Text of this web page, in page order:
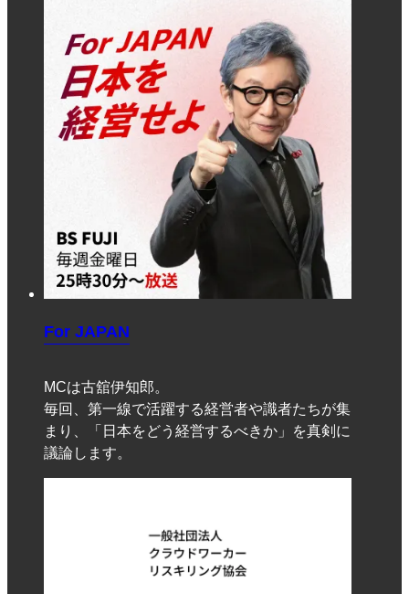
For JAPAN
MCは古舘伊知郎。
毎回、第一線で活躍する経営者や識者たちが集
まり、「日本をどう経営するべきか」を真剣に
議論します。